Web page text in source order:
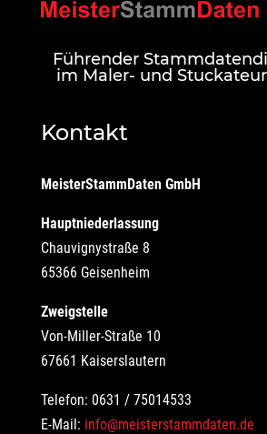
Führender
im Maler- und
Kontakt
MeisterStammDaten GmbH
Hauptniederlassung
Chauvignystraße 8
65366 Geisenheim
Zweigstelle
Von-Miller-Straße 10
67661 Kaiserslautern
Telefon: 0631 / 75014533
E-Mail: info@meisterstammdaten.de